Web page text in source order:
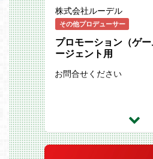
株式会社ルーデル
その他プロデューサー
プロモーション（ゲ
ージェント用
お問合せください